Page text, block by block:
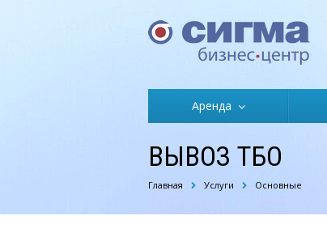
Аренда
ВЫВОЗ ТБО
Главная Услуги Основные